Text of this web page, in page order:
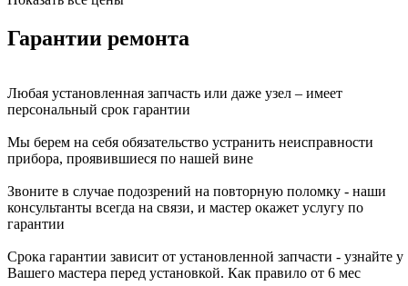
Гарантии ремонта
Любая установленная запчасть или даже узел – имеет
персональный срок гарантии
Мы берем на себя обязательство устранить неисправности
прибора, проявившиеся по нашей вине
Звоните в случае подозрений на повторную поломку - наши
консультанты всегда на связи, и мастер окажет услугу по
гарантии
Срока гарантии зависит от установленной запчасти - узнайте у
Вашего мастера перед установкой. Как правило от 6 мес